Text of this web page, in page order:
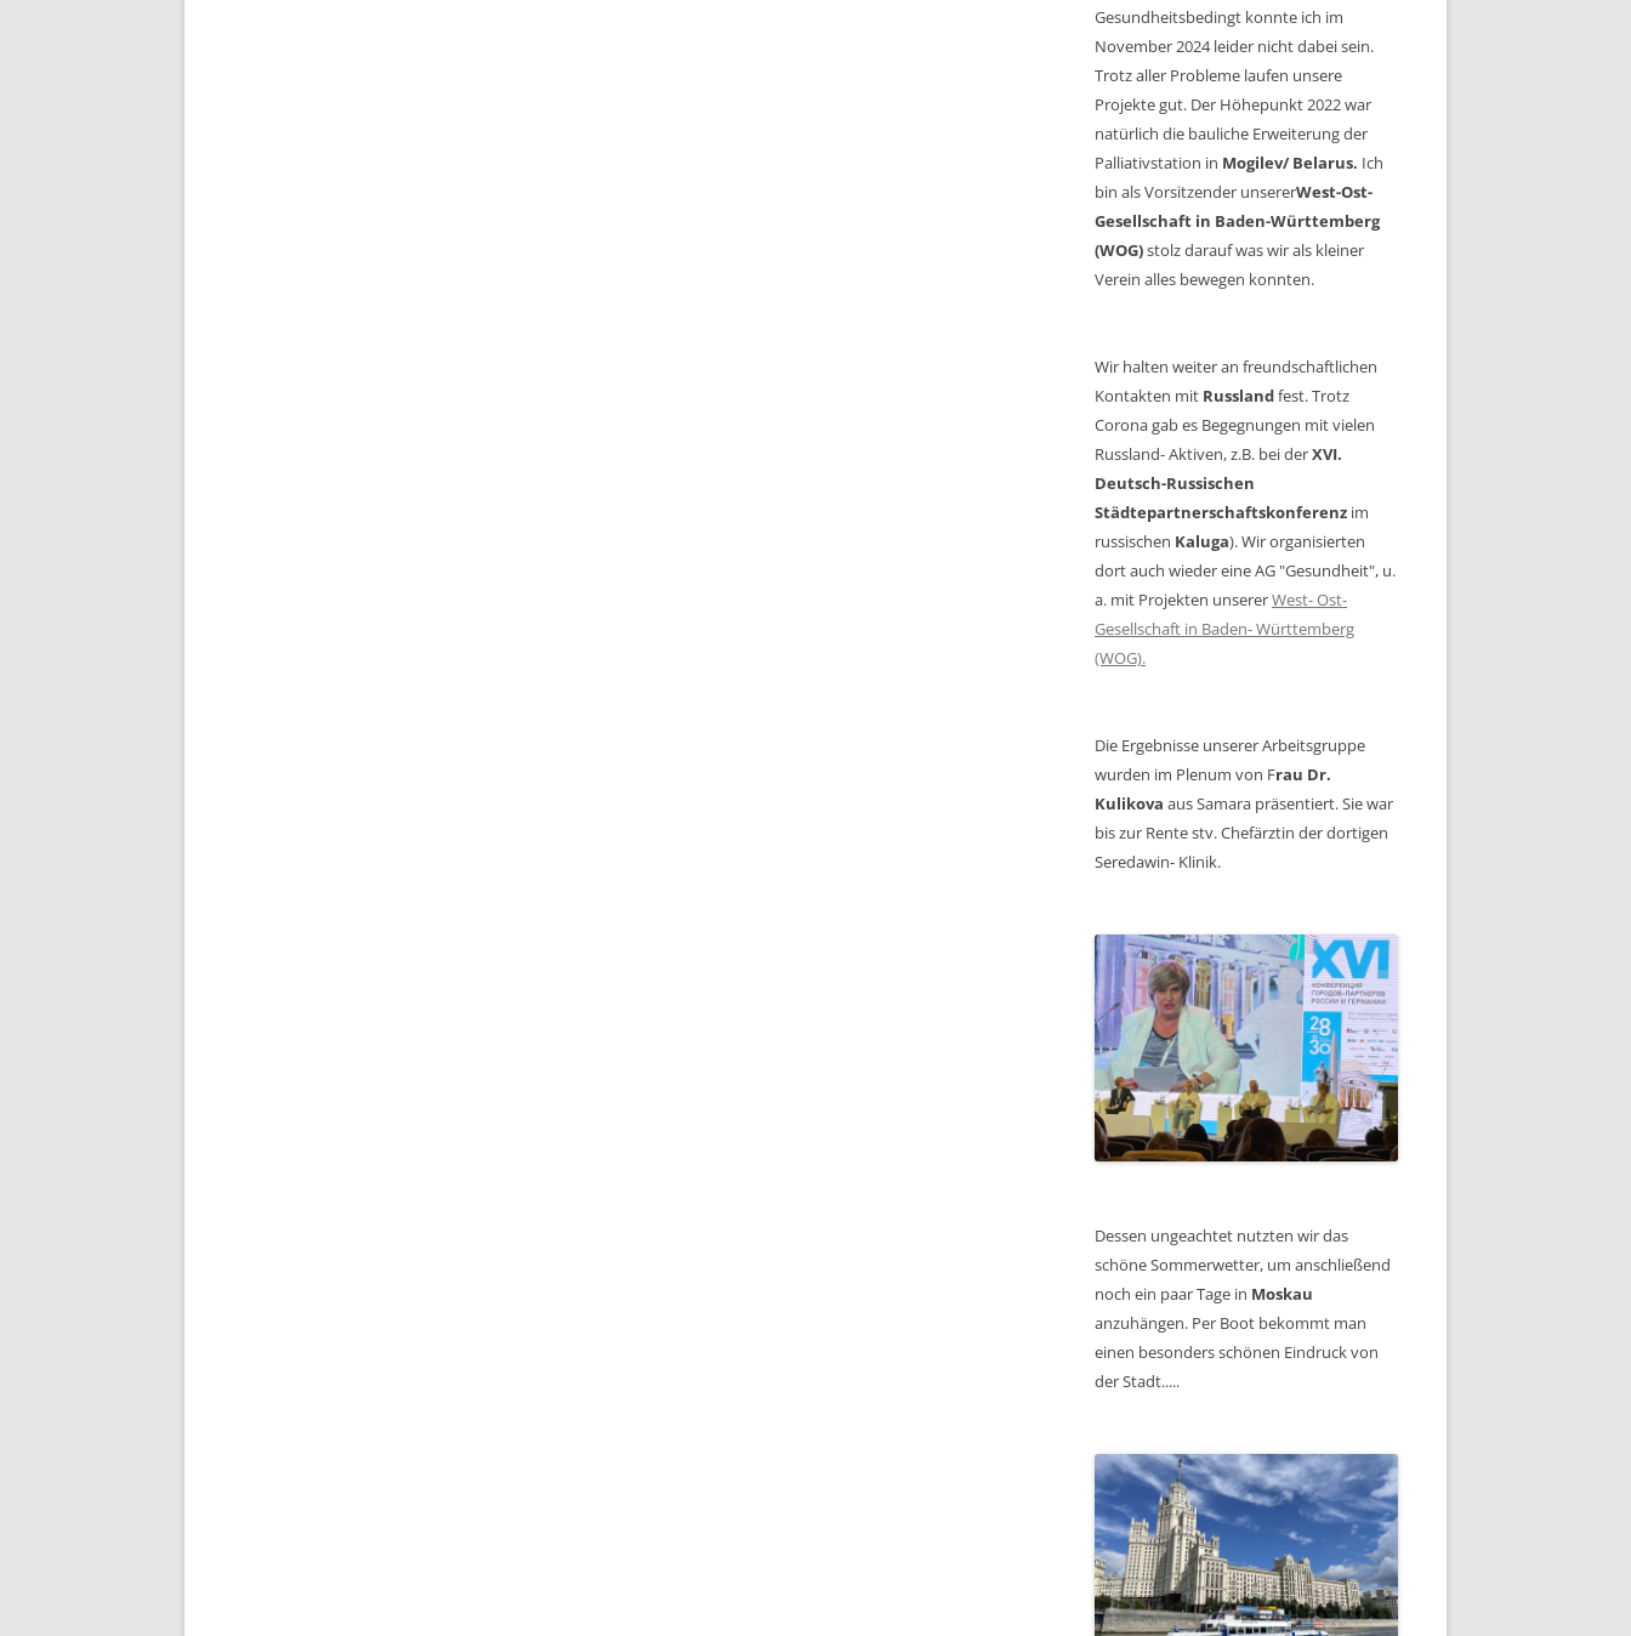
Gesundheitsbedingt konnte ich im
November 2024 leider nicht dabei sein.
Trotz aller Probleme laufen unsere
Projekte gut. Der Höhepunkt 2022 war
natürlich die bauliche Erweiterung der
Palliativstation in Mogilev/ Belarus. Ich
bin als Vorsitzender unsererWest-Ost-
Gesellschaft in Baden-Württemberg
(WOG)stolz darauf was wir als kleiner
Verein alles bewegen konnten.
Wir halten weiter an freundschaftlichen
Kontakten mit Russlandfest. Trotz
Corona gab es Begegnungen mit vielen
Russland- Aktiven, z.B. bei derXVI.
Deutsch-Russischen
Städtepartnerschaftskonferenz im
russischen Kaluga). Wir organisierten
dort auch wieder eine AG "Gesundheit", u.
a. mit Projekten unsererWest- Ost-
Gesellschaft in Baden- Württemberg
(WOG).
Die Ergebnisse unserer Arbeitsgruppe
wurden im Plenum von Frau Dr.
Kulikova aus Samara präsentiert. Sie war
bis zur Rente stv. Chefärztin der dortigen
Seredawin- Klinik.
Dessen ungeachtet nutzten wir das
schöne Sommerwetter, um anschließend
noch ein paar Tage in Moskau
anzuhängen. Per Boot bekommt man
einen besonders schönen Eindruck von
der Stadt.....